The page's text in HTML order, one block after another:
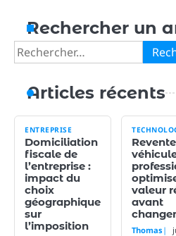
Rechercher un
Rechercher :
Articles récents
ENTREPRISE
Domiciliation
fiscale de
l’entreprise :
impact du
choix
géographique
sur
l’imposition
valeur
avant
Thomas